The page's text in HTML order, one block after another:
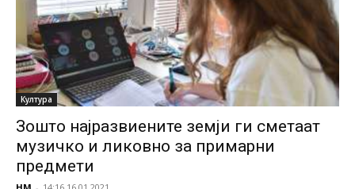
Култура
Зoшто најразвиените земји ги сметаат
музичко и ликовно за примарни
предмети